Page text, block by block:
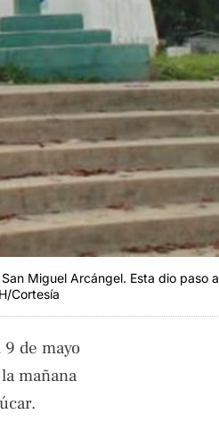
Miguel Arcángel. Esta dio paso a
Cortesía
de mayo
mañana